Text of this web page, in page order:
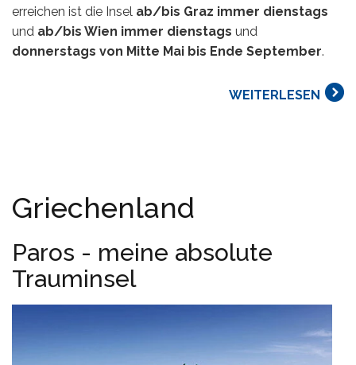
erreichen ist die Insel ab/bis Graz immer dienstags
und ab/bis Wien immer dienstags und
donnerstags von Mitte Mai bis Ende September.
WEITERLESEN
Griechenland
Paros - meine absolute
Trauminsel